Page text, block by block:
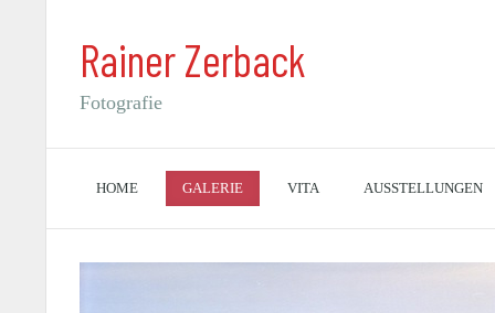
Rainer Zerback
Fotografie
HOME GALERIE VITA AUSSTELLUNGEN